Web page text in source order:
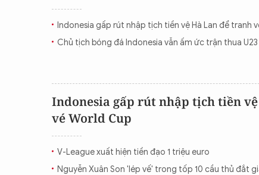
Indonesia gấp rút nhập tịch tiền vệ Hà Lan để tranh
Chủ tịch bóng đá Indonesia vẫn ấm ức trận thua
Indonesia gấp rút nhập tịch tiền
vé World Cup
V-League xuất hiện tiền đạo 1 triệu euro
Nguyễn Xuân Son 'lép vế' trong tốp 10 cầu thủ đắt